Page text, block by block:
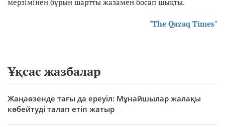
"The Qazaq Times"
Ұқсас жазбалар
Жаңаөзенде тағы да ереуіл: Мұнайшылар жалақы
көбейтуді талап етіп жатыр